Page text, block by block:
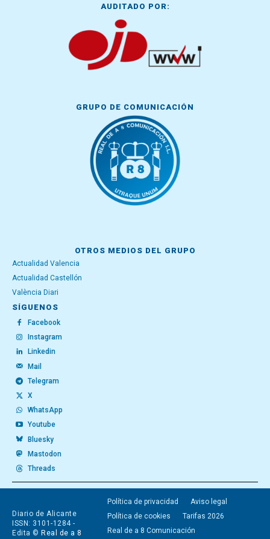
AUDITADO POR:
GRUPO DE COMUNICACIÓN
OTROS MEDIOS DEL GRUPO
Actualidad Valencia
Actualidad Castellón
València Diari
SÍGUENOS
Facebook
Instagram
Linkedin
Mail
Telegram
X
WhatsApp
Youtube
Bluesky
Mastodon
Threads
Diario de Alicante
ISSN: 3101-1284 -
Edita © Real de a 8
Política de privacidad
Aviso legal
Política de cookies
Tarifas 2026
Real de a 8 Comunicación